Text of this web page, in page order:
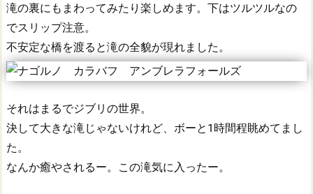
滝の裏にもまわってみたり楽しめます。下はツルツルなの
でスリップ注意。
不安定な橋を渡ると滝の全貌が現れました。
それはまるでジブリの世界。
決して大きな滝じゃないけれど、ボーと1時間程眺めてまし
た。
なんか癒やされるー。この滝気に入ったー。